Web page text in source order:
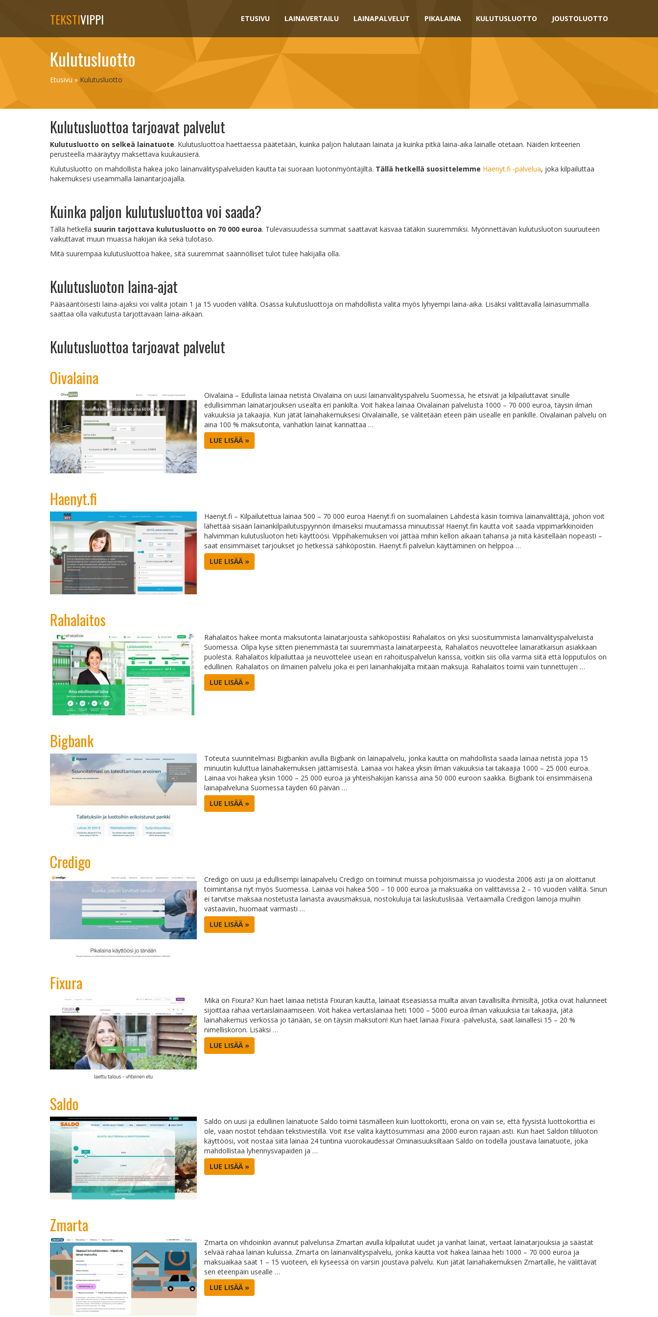
TEKSTIVIPPI ETUSIVU LAINAVERTAILU LAINAPALVELUT PIKALAINA KULUTUSLUOTTO JOUSTOLUOTTO
Kulutusluotto
Etusivu » Kulutusluotto
Kulutusluottoa tarjoavat palvelut
Kulutusluotto on selkeä lainatuote. Kulutusluottoa haettaessa päätetään, kuinka paljon halutaan lainata ja kuinka pitkä laina-aika lainalle otetaan. Näiden kriteerien
perusteella määräytyy maksettava kuukausierä.
Kulutusluotto on mahdollista hakea joko lainanvälityspalveluiden kautta tai suoraan luotonmyöntäjiltä. Tällä hetkellä suosittelemme Haenyt.fi -palvelua, joka kilpailuttaa
hakemuksesi useammalla lainantarjoajalla.
Kuinka paljon kulutusluottoa voi saada?
Tällä hetkellä suurin tarjottava kulutusluotto on 70 000 euroa. Tulevaisuudessa summat saattavat kasvaa tätäkin suuremmiksi. Myönnettävän kulutusluoton suuruuteen
vaikuttavat muun muassa hakijan ikä sekä tulotaso.
Mitä suurempaa kulutusluottoa hakee, sitä suuremmat säännölliset tulot tulee hakijalla olla.
Kulutusluoton laina-ajat
Pääsääntöisesti laina-ajaksi voi valita jotain 1 ja 15 vuoden väliltä. Osassa kulutusluottoja on mahdollista valita myös lyhyempi laina-aika. Lisäksi valittavalla lainasummalla
saattaa olla vaikutusta tarjottavaan laina-aikaan.
Kulutusluottoa tarjoavat palvelut
Oivalaina
Oivalaina – Edullista lainaa netistä Oivalaina on uusi lainanvälityspalvelu Suomessa, he etsivät ja kilpailuttavat sinulle
edullisimman lainatarjouksen usealta eri pankilta. Voit hakea lainaa Oivalainan palvelusta 1000 – 70 000 euroa, täysin ilman
vakuuksia ja takaajia. Kun jätät lainahakemuksesi Oivalainalle, se välitetään eteen päin usealle eri pankille. Oivalainan palvelu on
aina 100 % maksutonta, vanhatkin lainat kannattaa …
LUE LISÄÄ »
Haenyt.fi
Haenyt.fi – Kilpailutettua lainaa 500 – 70 000 euroa Haenyt.fi on suomalainen Lahdesta käsin toimiva lainanvälittäjä, johon voit
lähettää sisään lainankilpailutuspyynnön ilmaiseksi muutamassa minuutissa! Haenyt.fin kautta voit saada vippimarkkinoiden
halvimman kulutusluoton heti käyttöösi. Vippihakemuksen voi jättää mihin kellon aikaan tahansa ja niitä käsitellään nopeasti –
saat ensimmäiset tarjoukset jo hetkessä sähköpostiin. Haenyt.fi palvelun käyttäminen on helppoa …
LUE LISÄÄ »
Rahalaitos
Rahalaitos hakee monta maksutonta lainatarjousta sähköpostiisi Rahalaitos on yksi suosituimmista lainanvälityspalveluista
Suomessa. Olipa kyse sitten pienemmästä tai suuremmasta lainatarpeesta, Rahalaitos neuvottelee lainaratkaisun asiakkaan
puolesta. Rahalaitos kilpailuttaa ja neuvottelee usean eri rahoituspalvelun kanssa, voitkin siis olla varma siitä että lopputulos on
edullinen. Rahalaitos on ilmainen palvelu joka ei peri lainanhakijalta mitään maksuja. Rahalaitos toimii vain tunnettujen …
LUE LISÄÄ »
Bigbank
Toteuta suunnitelmasi Bigbankin avulla Bigbank on lainapalvelu, jonka kautta on mahdollista saada lainaa netistä jopa 15
minuutin kuluttua lainahakemuksen jättämisestä. Lainaa voi hakea yksin ilman vakuuksia tai takaajia 1000 – 25 000 euroa.
Lainaa voi hakea yksin 1000 – 25 000 euroa ja yhteishakijan kanssa aina 50 000 euroon saakka. Bigbank toi ensimmäisenä
lainapalveluna Suomessa täyden 60 päivän …
LUE LISÄÄ »
Credigo
Credigo on uusi ja edullisempi lainapalvelu Credigo on toiminut muissa pohjoismaissa jo vuodesta 2006 asti ja on aloittanut
toimintansa nyt myös Suomessa. Lainaa voi hakea 500 – 10 000 euroa ja maksuaika on valittavissa 2 – 10 vuoden väliltä. Sinun
ei tarvitse maksaa nostetusta lainasta avausmaksua, nostokuluja tai laskutuslisää. Vertaamalla Credigon lainoja muihin
vastaaviin, huomaat varmasti …
LUE LISÄÄ »
Fixura
Mikä on Fixura? Kun haet lainaa netistä Fixuran kautta, lainaat itseasiassa muilta aivan tavallisilta ihmisiltä, jotka ovat halunneet
sijoittaa rahaa vertaislainaamiseen. Voit hakea vertaislainaa heti 1000 – 5000 euroa ilman vakuuksia tai takaajia, jätä
lainahakemus verkossa jo tänään, se on täysin maksuton! Kun haet lainaa Fixura -palvelusta, saat lainallesi 15 – 20 %
nimelliskoron. Lisäksi …
LUE LISÄÄ »
Saldo
Saldo on uusi ja edullinen lainatuote Saldo toimii täsmälleen kuin luottokortti, erona on vain se, että fyysistä luottokorttia ei
ole, vaan nostot tehdään tekstiviestillä. Voit itse valita käyttösummasi aina 2000 euron rajaan asti. Kun haet Saldon tililuoton
käyttöösi, voit nostaa siitä lainaa 24 tuntina vuorokaudessa! Ominaisuuksiltaan Saldo on todella joustava lainatuote, joka
mahdollistaa lyhennysvapaiden ja …
LUE LISÄÄ »
Zmarta
Zmarta on vihdoinkin avannut palvelunsa Zmartan avulla kilpailutat uudet ja vanhat lainat, vertaat lainatarjouksia ja säästät
selvää rahaa lainan kuluissa. Zmarta on lainanvälityspalvelu, jonka kautta voit hakea lainaa heti 1000 – 70 000 euroa ja
maksuaikaa saat 1 – 15 vuoteen, eli kyseessä on varsin joustava palvelu. Kun jätät lainahakemuksen Zmartalle, he välittävät
sen eteenpäin usealle …
LUE LISÄÄ »